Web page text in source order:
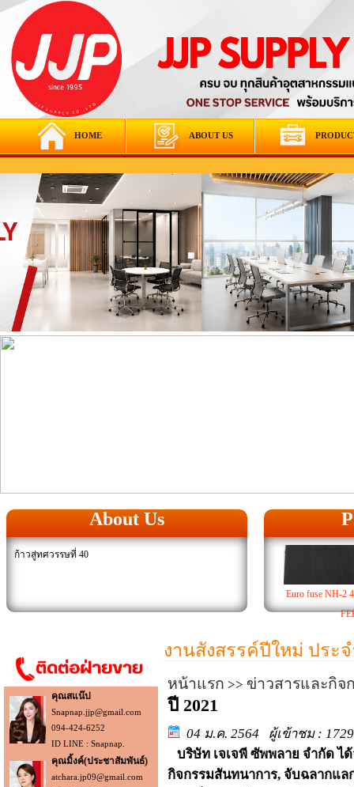
HOME ABOUT US
About Us
ก้าวสู่ทศวรรษที่ 40
Euro fuse NH-2
คุณสแน๊ป
Snapnap.jjp@gmail.com
094-424-6252
ID LINE : Snapnap.
คุณมิ้งค์(ประชาสัมพันธ์)
atchara.jp09@gmail.com
งานสังสรรค์ปีใหม่ ประจ
หน้าแรก >> ข่าวสารและกิจ
ปี 2021
04 ม.ค. 2564 ผู้เข้าชม : 1729
บริษัท เจเจพี ซัพพลาย จำกัด ไ
กิจกรรมสันทนาการ, จับฉลากแ